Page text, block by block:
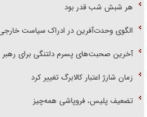
هر شبش شب قدر بود
الگوی وحدت‌آفرین در ادراک سیاست
آخرین صحبت‌های پسرم دلتنگی برای رهبر
زمان شارژ اعتبار کالابرگ تغییر کرد
تضعیف پلیس، فروپاشی همه‌چیز